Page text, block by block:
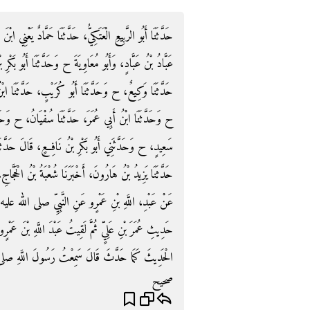
حَدَّثَنَا أَبُو الرَّبِيعِ الْعَتَكِيُّ، حَدَّثَنَا حَمَّادٌ يَعْنِي
عَبَّادُ بْنُ عَبَّادٍ، وَأَبُو مُعَاوِيَةَ ح وَحَدَّثَنَا أَبُو
حَدَّثَنَا وَكِيعٌ، ح وَحَدَّثَنَا أَبُو كُرَيْبٍ، حَدَّثَنَا
ح وَحَدَّثَنَا ابْنُ أَبِي عُمَرَ، حَدَّثَنَا سُفْيَانُ، ح
سَعِيدٍ، ح وَحَدَّثَنِي أَبُو بَكْرِ بْنُ نَافِعٍ، قَالَ
حَدَّثَنَا يَزِيدُ بْنُ هَارُونَ، أَخْبَرَنَا شُعْبَةُ بْنُ
عَنْ عَبْدِ، اللَّهِ بْنِ عَمْرٍو عَنِ النَّبِيِّ صلى الله
حَدِيثِ عُمَرَ بْنِ عَلِيٍّ ثُمَّ لَقِيتُ عَبْدَ اللَّهِ بْنَ
الْحَدِيثَ كَمَا حَدَّثَ قَالَ سَمِعْتُ رَسُولَ اللَّهِ صلى
صحيح